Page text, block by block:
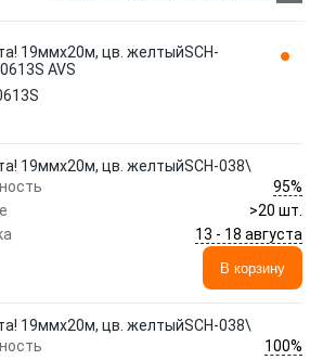
19ммх20м, цв. желтыйSCH-
AVS
19ммх20м, цв. желтыйSCH-038\
95%
>20 шт.
13 - 18 августа
В корзину
19ммх20м, цв. желтыйSCH-038\
100%